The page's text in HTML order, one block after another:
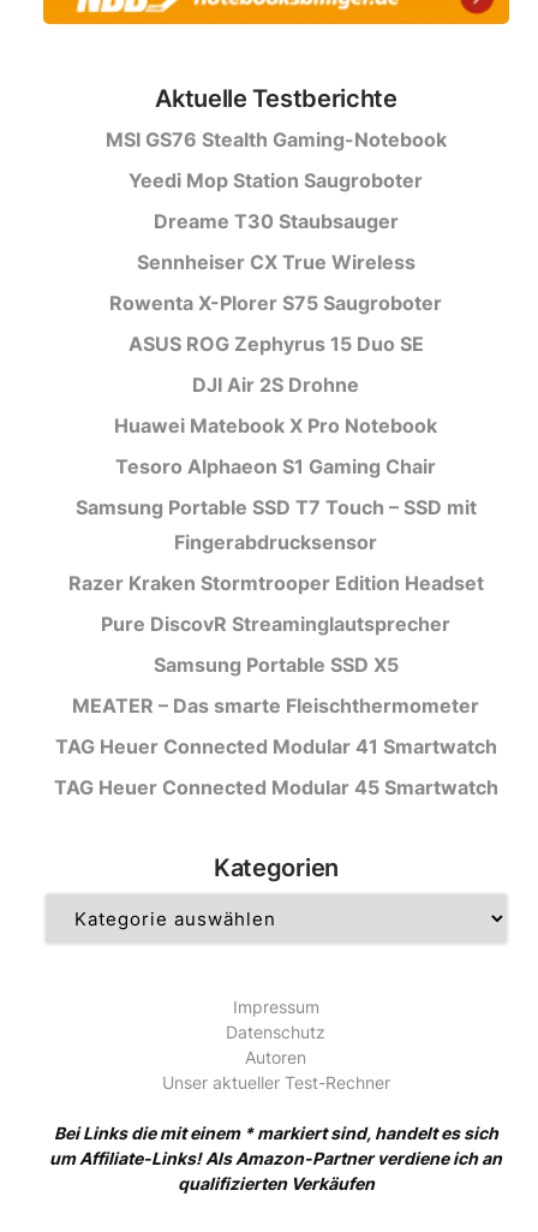
Aktuelle Testberichte
MSI GS76 Stealth Gaming-Notebook
Yeedi Mop Station Saugroboter
Dreame T30 Staubsauger
Sennheiser CX True Wireless
Rowenta X-Plorer S75 Saugroboter
ASUS ROG Zephyrus 15 Duo SE
DJI Air 2S Drohne
Huawei Matebook X Pro Notebook
Tesoro Alphaeon S1 Gaming Chair
Samsung Portable SSD T7 Touch – SSD mit
Fingerabdrucksensor
Razer Kraken Stormtrooper Edition Headset
Pure DiscovR Streaminglautsprecher
Samsung Portable SSD X5
MEATER – Das smarte Fleischthermometer
TAG Heuer Connected Modular 41 Smartwatch
TAG Heuer Connected Modular 45 Smartwatch
Kategorien
Impressum
Datenschutz
Autoren
Unser aktueller Test-Rechner
Bei Links die mit einem * markiert sind, handelt es sich
um Affiliate-Links! Als Amazon-Partner verdiene ich an
qualifizierten Verkäufen